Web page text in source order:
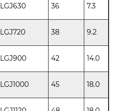
LGJ630 36 7.3
LGJ720 38 9.2
LGJ900 42 14.0
LGJ1000 45 18.0